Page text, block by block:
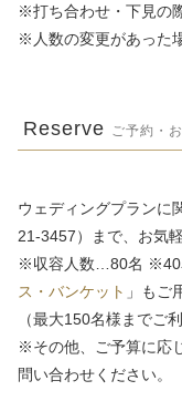
※打ち合わせ・下見の
※人数の変更があった
Reserve ご予約・
ウェディングプランに
21-3457）まで、お気
※収容人数…80名 ※40
ス・バンケット 」もご
（最大150名様までご
※その他、ご予算に応
問い合わせください。